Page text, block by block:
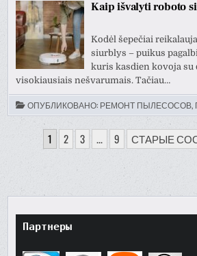
Kaip išvalyti roboto
Kodėl šepečiai
siurblys – puikus
kuris kasdien kovoja
visokiausiais nešvarumais. Tačiau…
ОПУБЛИКОВАНО: РЕМОНТ
ПАГИНАЦИЯ
ЗАПИСЕЙ
1 2 3 ... 9 СТАРЫЕ
Партнеры